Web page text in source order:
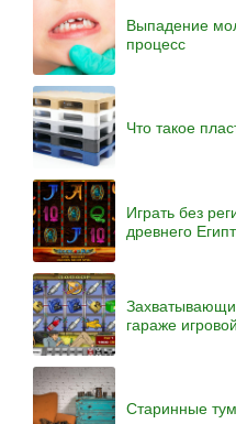
Выпадение
процесс
Что такое
Играть без
древнего
гараже
Старинные